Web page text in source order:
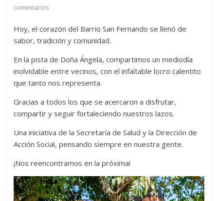
comentarios
Hoy, el corazón del Barrio San Fernando se llenó de
sabor, tradición y comunidad.
En la pista de Doña Ángela, compartimos un mediodía
inolvidable entre vecinos, con el infaltable locro calentito
que tanto nos representa.
Gracias a todos los que se acercaron a disfrutar,
compartir y seguir fortaleciendo nuestros lazos.
Una iniciativa de la Secretaría de Salud y la Dirección de
Acción Social, pensando siempre en nuestra gente.
¡Nos reencontramos en la próxima!